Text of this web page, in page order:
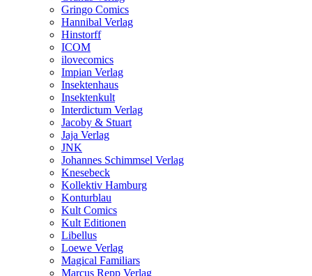
Gringo Comics
Hannibal Verlag
Hinstorff
ICOM
ilovecomics
Impian Verlag
Insektenhaus
Insektenkult
Interdictum Verlag
Jacoby & Stuart
Jaja Verlag
JNK
Johannes Schimmsel Verlag
Knesebeck
Kollektiv Hamburg
Konturblau
Kult Comics
Kult Editionen
Libellus
Loewe Verlag
Magical Familiars
Marcus Repp Verlag